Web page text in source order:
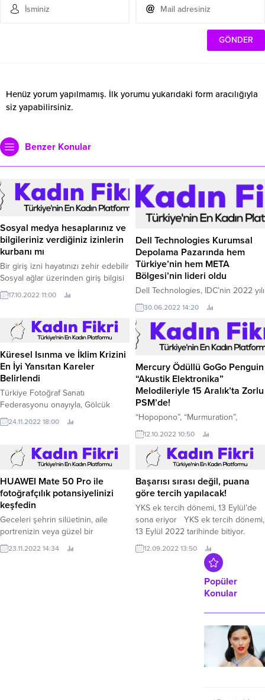
Henüz yorum yapılmamış. İlk yorumu yukarıdaki form aracılığıyla
siz yapabilirsiniz.
Benzer Konular
Sosyal medya hesaplarınız ve
bilgileriniz verdiğiniz izinlerin
kurbanı mı
Bir giriş izni hayatınızı zehir edebilir
Sosyal ağlar üzerinden giriş bilgisi
izni verdiğiniz uygulamalar dikkat
edilmezse büyük sorun
17.10.2022 11:00
Dell Technologies Kurumsal
Depolama Pazarında hem
Türkiye’nin hem META
Bölgesi’nin lideri oldu
Dell Technologies, IDC’nin 2022 yılı
ilk çeyreğine ait Depolama Tracker
verilerine göre; Orta Doğu, Türkiye
ve Afrika (META) bölgesinde
Kurumsal Depolama Sistemleri
pazar kategorisinde çift haneli
rekor bir büyüme elde etti.
30.06.2022 14:20
Küresel Isınma ve İklim Krizini
En İyi Yansıtan Kareler
Belirlendi
Türkiye Fotoğraf Sanatı
Federasyonu onayıyla, Gölcük
Belediyesi ve Gölcük Fotoğraf ve
Sinema Sanatı Derneği (GFSD)
Isınma - İklim Krizi” konulu 7.
24.11.2022 18:00
Mercury Ödüllü GoGo Penguin
“Akustik Elektronika”
Melodileriyle 15 Aralık’ta Zorlu
PSM’de!
“Hopopono”, “Murmuration”,
“Garden Dog Barbecue” gibi
hitleriyle tanıdığımız, caz,
electronica ve nu-caz’ı deneysel ve
minimalist yaklaşımlarla
harmanlayan, 2014 yılında Mercury
ödüllerinde ‘’v2.
12.10.2022 10:50
HUAWEI Mate 50 Pro ile
fotoğrafçılık potansiyelinizi
keşfedin
Geceleri şehrin silüetinin, aile
portrenizin veya güzel bir
manzaradaki detayların muhteşem
fotoğraflarını mı çekmek
23.11.2022 14:34
Başarısı sırası değil, puana
göre tercih yapılacak!
YKS ek tercih dönemi, 13 Eylül’de
sona eriyor YKS ek tercih dönemi,
13 Eylül 2022 tarihinde bitiyor.
12.09.2022 13:50
Popüler
Konular